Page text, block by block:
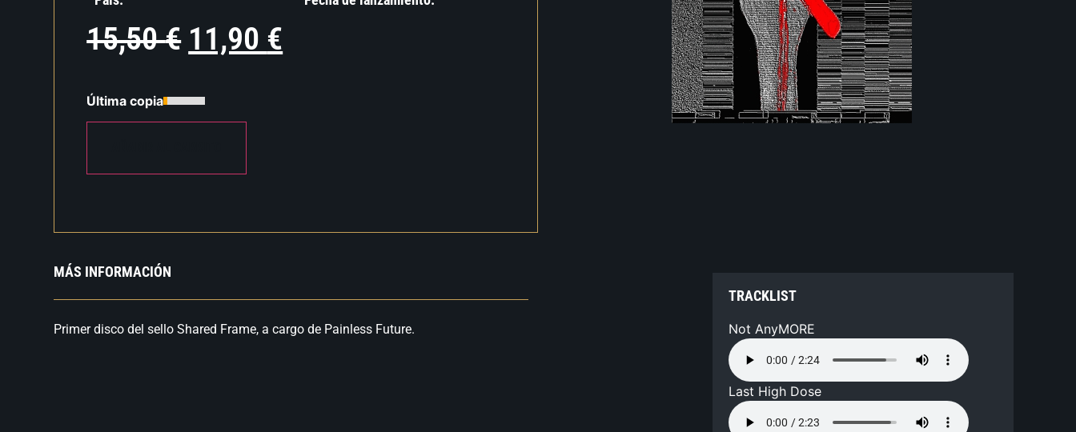
15,50€ 11,90 €
Última copia
MÁS INFORMACIÓN
Primer disco del sello Shared Frame, a cargo de Painless Future.
TRACKLIST
Not AnyMORE
Last High Dose